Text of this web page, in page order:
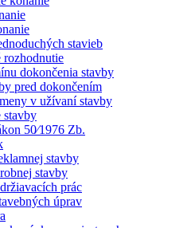
stavieb
rozhodnutie
dokončenia stavby
pred dokončením
v užívaní stavby
stavby
50⁄1976 Zb.
stavby
stavby
prác
úprav